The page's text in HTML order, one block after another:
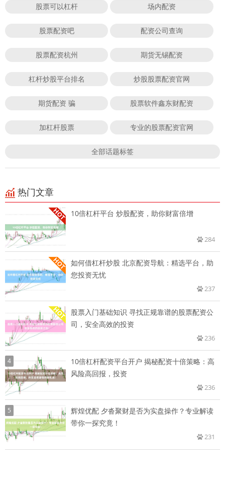
股票可以杠杆 场内配资
股票配资吧 配资公司查询
股票配资杭州 期货无锡配资
杠杆炒股平台排名 炒股股票配资官网
期货配资 骗 股票软件鑫东财配资
加杠杆股票 专业的股票配资官网
全部话题标签
热门文章
10倍杠杆平台 炒股配资，助你财富倍增
284
如何借杠杆炒股 北京配资导航：精选平台，助
您投资无忧
237
股票入门基础知识 寻找正规靠谱的股票配资公
司，安全高效的投资
236
4
10倍杠杆配资平台开户 揭秘配资十倍策略：高
风险高回报，投资
236
5
辉煌优配 夕沓聚财是否为实盘操作？专业解读
带你一探究竟！
231